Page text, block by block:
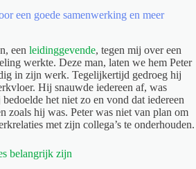
een goede samenwerking en meer
een leidinggevende, tegen mij over een
werkte. Deze man, laten we hem Peter
in zijn werk. Tegelijkertijd gedroeg hij
Hij snauwde iedereen af, was
het niet zo en vond dat iedereen
zoals hij was. Peter was niet van plan om
met zijn collega’s te onderhouden.
belangrijk zijn